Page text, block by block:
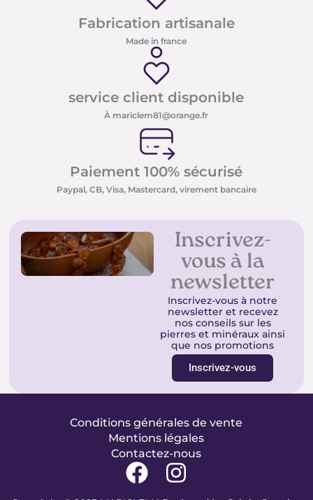
Fabrication artisanale
Made in france
service client disponible
À mariclem81@orange.fr
Paiement 100% sécurisé
Paypal, CB, Visa, Mastercard, virement bancaire
Inscrivez-
vous à la
newsletter
Inscrivez-vous à notre
newsletter et recevez
nos conseils sur les
pierres et minéraux ainsi
que nos promotions
Inscrivez-vous
Conditions générales de vente
Mentions légales
Contactez-nous
F
a
I
n